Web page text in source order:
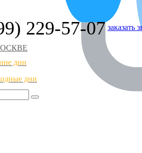
229-57-07 заказать
дни
дни